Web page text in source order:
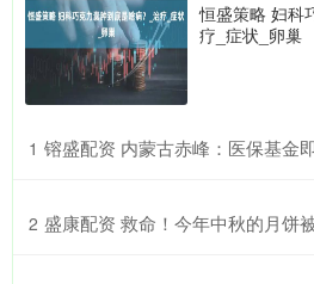
恒盛策略 妇科
疗_症状_卵巢
1 镕盛配资 内蒙古赤峰：医保基金
2 盛康配资 救命！今年中秋的月饼